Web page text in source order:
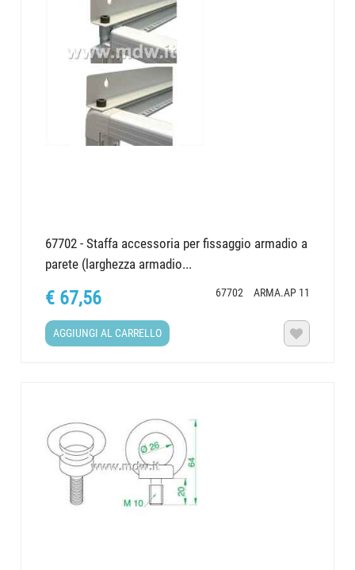
67702 - Staffa accessoria per fissaggio armadio a
parete (larghezza armadio...
67702 ARMA.AP 11
€ 67,56
AGGIUNGI AL CARRELLO 